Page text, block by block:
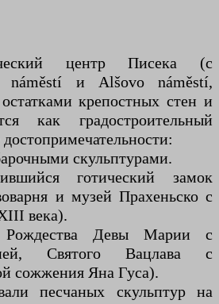
центр Писека (с
náměstí и Alšovo náměstí,
крепостных стен и
как градостроительный
скульптурами.
готический замок
и музей Прахеньско с
века).
Девы Марии с
Святого Вацлава с
сожжения Яна Гуса).
песчаных скульптур на